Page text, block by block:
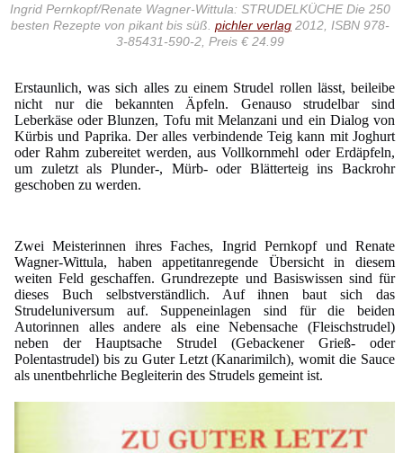
Ingrid Pernkopf/Renate Wagner-Wittula: STRUDELKÜCHE Die 250
besten Rezepte von pikant bis süß. pichler verlag 2012, ISBN 978-
3-85431-590-2, Preis € 24.99
Erstaunlich, was sich alles zu einem Strudel rollen lässt, beileibe
nicht nur die bekannten Äpfeln. Genauso strudelbar sind
Leberkäse oder Blunzen, Tofu mit Melanzani und ein Dialog von
Kürbis und Paprika. Der alles verbindende Teig kann mit Joghurt
oder Rahm zubereitet werden, aus Vollkornmehl oder Erdäpfeln,
um zuletzt als Plunder-, Mürb- oder Blätterteig ins Backrohr
geschoben zu werden.
Zwei Meisterinnen ihres Faches, Ingrid Pernkopf und Renate
Wagner-Wittula, haben appetitanregende Übersicht in diesem
weiten Feld geschaffen. Grundrezepte und Basiswissen sind für
dieses Buch selbstverständlich. Auf ihnen baut sich das
Strudeluniversum auf. Suppeneinlagen sind für die beiden
Autorinnen alles andere als eine Nebensache (Fleischstrudel)
neben der Hauptsache Strudel (Gebackener Grieß- oder
Polentastrudel) bis zu Guter Letzt (Kanarimilch), womit die Sauce
als unentbehrliche Begleiterin des Strudels gemeint ist.